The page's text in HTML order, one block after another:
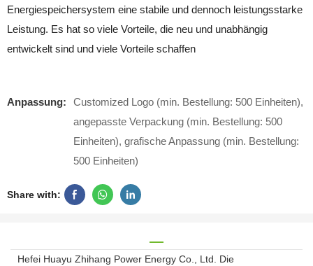
Energiespeichersystem eine stabile und dennoch leistungsstarke
Leistung. Es hat so viele Vorteile, die neu und unabhängig
entwickelt sind und viele Vorteile schaffen
Anpassung:
Customized Logo (min. Bestellung: 500 Einheiten),
angepasste Verpackung (min. Bestellung: 500
Einheiten), grafische Anpassung (min. Bestellung:
500 Einheiten)
Share with:
Hefei Huayu Zhihang Power Energy Co., Ltd. Die